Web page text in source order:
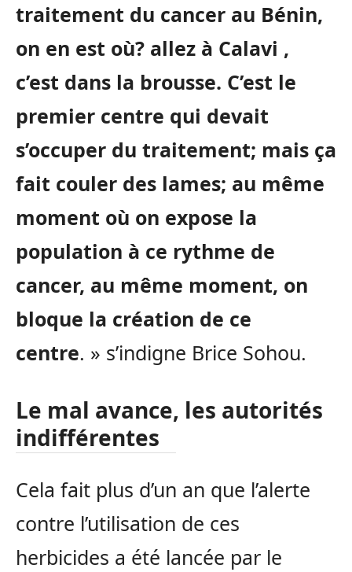
traitement du cancer au Bénin,
on en est où? allez à Calavi ,
c’est dans la brousse. C’est le
premier centre qui devait
s’occuper du traitement; mais ça
fait couler des lames; au même
moment où on expose la
population à ce rythme de
cancer, au même moment, on
bloque la création de ce
centre. » s’indigne Brice Sohou.
Le mal avance, les autorités
indifférentes
Cela fait plus d’un an que l’alerte
contre l’utilisation de ces
herbicides a été lancée par le